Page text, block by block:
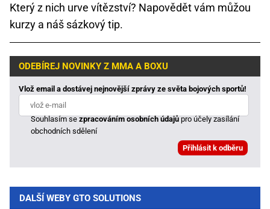
Který z nich urve vítězství? Napovědět vám můžou
kurzy a náš sázkový tip.
ODEBÍREJ NOVINKY Z MMA A BOXU
Vlož email a dostávej nejnovější zprávy ze světa bojových sportů!
Souhlasím sezpracováním osobních údajůpro účely zasílání
obchodních sdělení
DALŠÍ WEBY GTO SOLUTIONS